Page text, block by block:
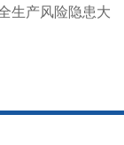
生产风险隐患大